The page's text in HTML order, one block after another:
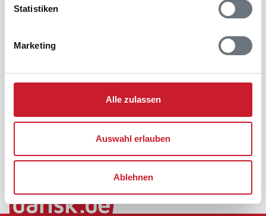
Statistiken
Marketing
Alle zulassen
Auswahl erlauben
Ablehnen